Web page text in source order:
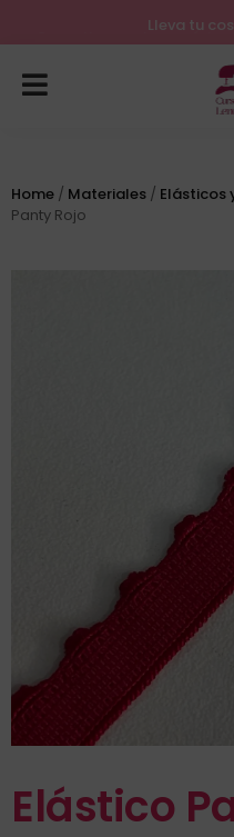
Lleva tu
Home / Materiales / Elásticos
Panty Rojo
Elástico